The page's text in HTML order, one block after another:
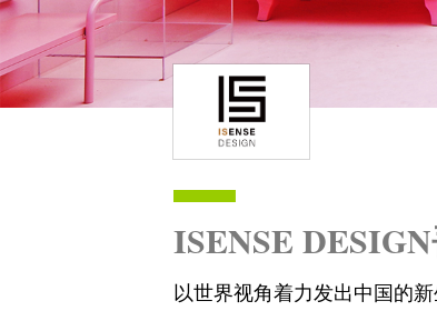
ISENSE
以世界视角着力发出中国的新